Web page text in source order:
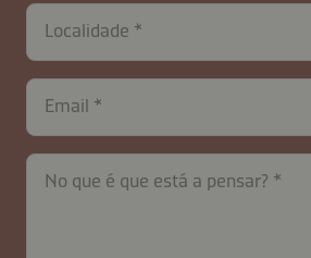
Localidade
Email
No que é que está a pensar?